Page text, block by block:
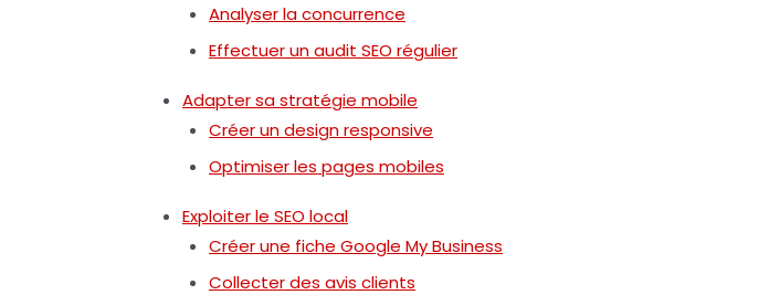
Analyser la concurrence
Effectuer un audit SEO régulier
Adapter sa stratégie mobile
Créer un design responsive
Optimiser les pages mobiles
Exploiter le SEO local
Créer une fiche Google My Business
Collecter des avis clients